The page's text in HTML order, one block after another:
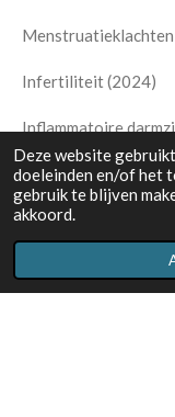
Deze website
doeleinden en/of het
gebruik te blijven
akkoord.
Infertiliteit (2024)
Inflammatoire
info@acupunctuur-